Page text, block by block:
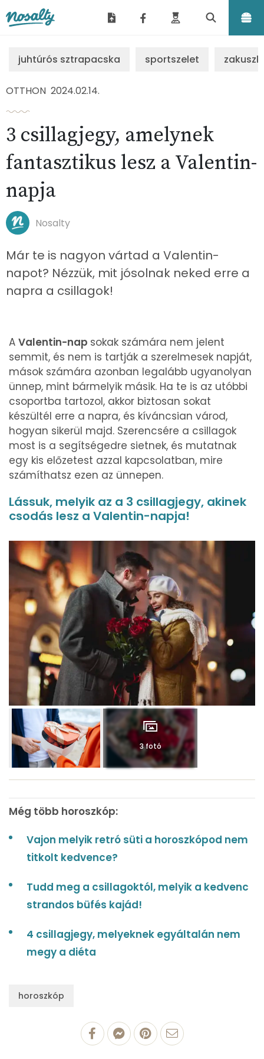
juhtúrós sztrapacska sportszelet
OTTHON 2024.02.14.
3 csillagjegy, amelynek
fantasztikus lesz a Valentin-
napja
Nosalty
Már te is nagyon vártad a Valentin-
napot? Nézzük, mit jósolnak neked erre a
napra a csillagok!
A Valentin-nap sokak számára nem jelent
semmit, és nem is tartják a szerelmesek napját,
mások számára azonban legalább ugyanolyan
ünnep, mint bármelyik másik. Ha te is az utóbbi
csoportba tartozol, akkor biztosan sokat
készültél erre a napra, és kíváncsian várod,
hogyan sikerül majd. Szerencsére a csillagok
most is a segítségedre sietnek, és mutatnak
egy kis előzetest azzal kapcsolatban, mire
számíthatsz ezen az ünnepen.
Lássuk, melyik az a 3 csillagjegy, akinek
csodás lesz a Valentin-napja!
3 fotó
Még több horoszkóp:
Vajon melyik retró süti a horoszkópod nem
titkolt kedvence?
Tudd meg a csillagoktól, melyik a kedvenc
strandos büfés kajád!
4 csillagjegy, melyeknek egyáltalán nem
megy a diéta
horoszkóp